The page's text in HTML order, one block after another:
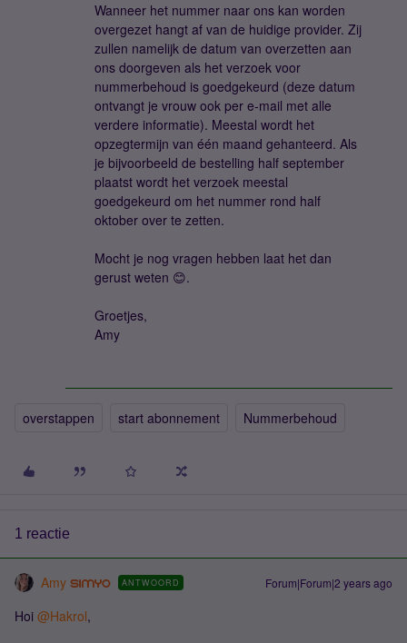
Wanneer het nummer naar ons kan worden
overgezet hangt af van de huidige provider. Zij
zullen namelijk de datum van overzetten aan
ons doorgeven als het verzoek voor
nummerbehoud is goedgekeurd (deze datum
ontvangt je vrouw ook per e-mail met alle
verdere informatie). Meestal wordt het
opzegtermijn van één maand gehanteerd. Als
je bijvoorbeeld de bestelling half september
plaatst wordt het verzoek meestal
goedgekeurd om het nummer rond half
oktober over te zetten.
Mocht je nog vragen hebben laat het dan
gerust weten 😊.
Groetjes,
Amy
overstappen start abonnement Nummerbehoud
1 reactie
Amy ANTWOORD Forum|Forum|2 years ago
Hoi @Hakrol,